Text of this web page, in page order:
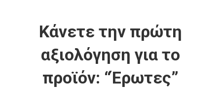
Κάνετε την πρώτη
αξιολόγηση για το
προϊόν: “Έρωτες”